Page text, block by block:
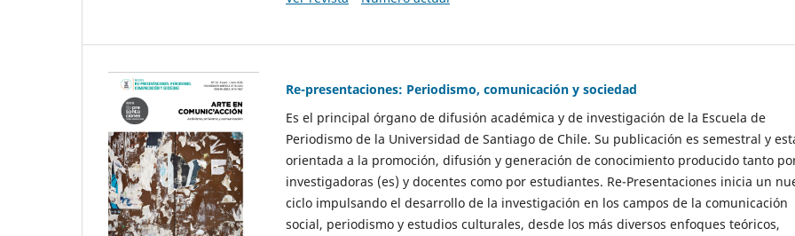
Re-presentaciones: Periodismo, comunicación y sociedad
Es el principal órgano de difusión académica y de investigación de la Escuela de
Periodismo de la Universidad de Santiago de Chile. Su publicación es semestral y
orientada a la promoción, difusión y generación de conocimiento producido tanto
investigadoras (es) y docentes como por estudiantes. Re-Presentaciones inicia un
ciclo impulsando el desarrollo de la investigación en los campos de la comunicación
social, periodismo y estudios culturales, desde los más diversos enfoques teóricos,